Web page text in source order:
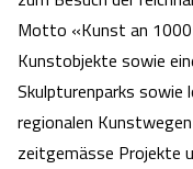
Motto «Kunst an
Kunstobjekte sowie
Skulpturenparks sowie
regionalen
zeitgemässe Projekte